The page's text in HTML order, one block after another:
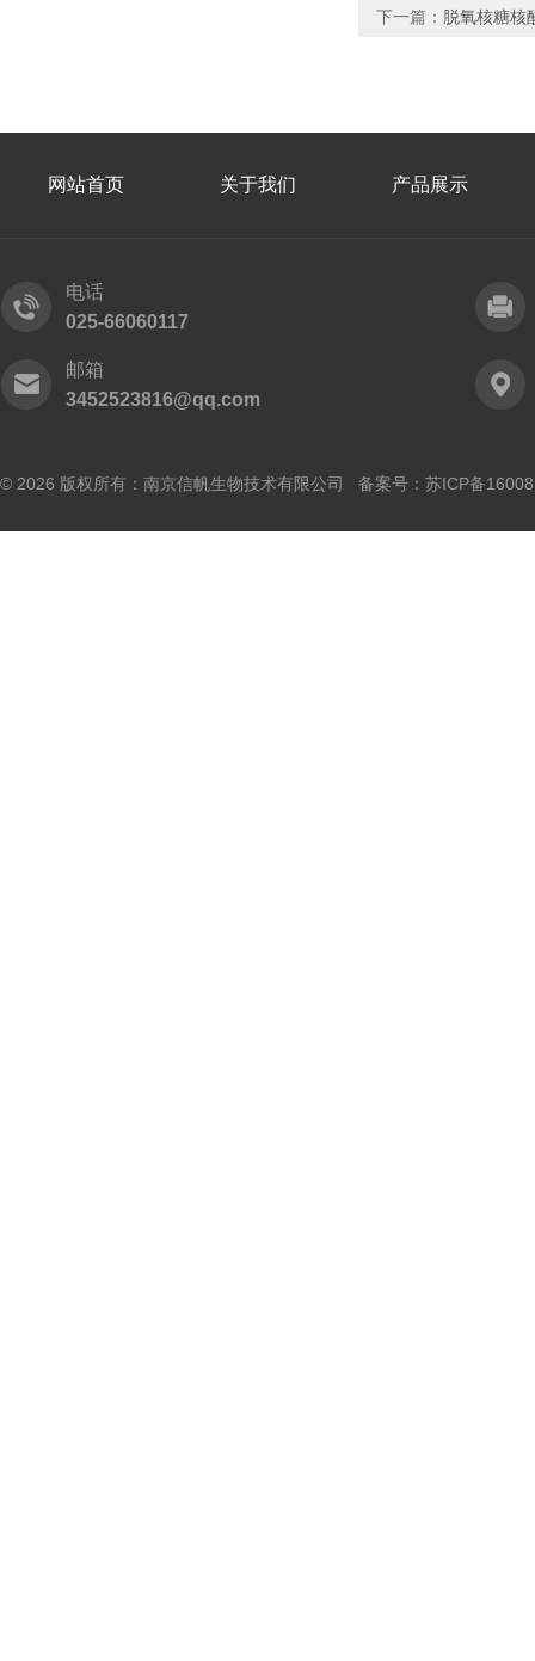
下一篇： 脱氧核糖核
网站首页 关于我们 产品展示
电话
025-66060117
邮箱
3452523816@qq.com
© 2026 版权所有：南京信帆生物技术有限公司 备案号： 苏ICP备